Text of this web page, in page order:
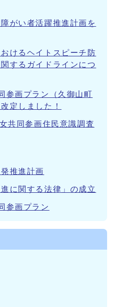
がい者活躍推進計画を
けるヘイトスピーチ防
するガイドラインにつ
参画プラン（久御山町
定しました！
共同参画住民意識調査
推進計画
に関する法律」の成立
参画プラン